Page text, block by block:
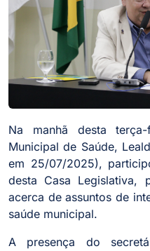
Na manhã desta
Municipal de Saúde,
em 25/07/2025),
desta Casa Legislativa,
acerca de assuntos de
saúde municipal.
A presença do